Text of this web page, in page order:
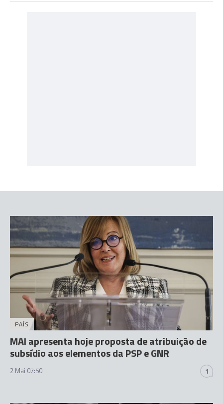
PAÍS
MAI apresenta hoje proposta de atribuição de
subsídio aos elementos da PSP e GNR
2 Mai 07:50 1